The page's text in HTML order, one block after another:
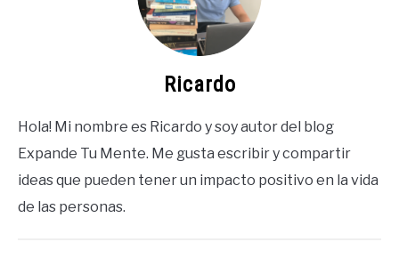
Ricardo
Hola! Mi nombre es Ricardo y soy autor del blog
Expande Tu Mente. Me gusta escribir y compartir
ideas que pueden tener un impacto positivo en la vida
de las personas.